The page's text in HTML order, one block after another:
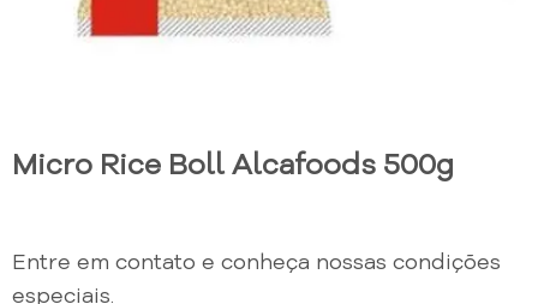
Micro Rice Boll Alcafoods 500g
Entre em contato e conheça nossas condições
especiais.